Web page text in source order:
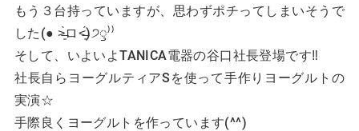
もう３台持っていますが、思わずポチってしまいそうで
した(● ˃̶͈̀ロ˂̶͈́)੭ꠥ⁾⁾
そして、いよいよTANICA電器の谷口社長登場です‼
社長自らヨーグルティアSを使って手作りヨーグルトの
実演☆
手際良くヨーグルトを作っています(^^)